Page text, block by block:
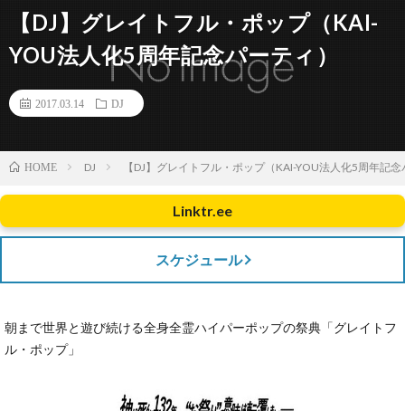
【DJ】グレイトフル・ポップ（KAI-
YOU法人化5周年記念パーティ）
2017.03.14 DJ
HOME DJ 【DJ】グレイトフル・ポップ（KAI-YOU法人化5周年記
Linktr.ee
スケジュール
朝まで世界と遊び続ける全身全霊ハイパーポップの祭典「グレイトフ
ル・ポップ」